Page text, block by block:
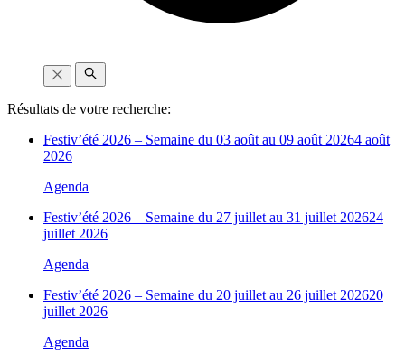
Résultats de votre recherche:
Festiv’été 2026 – Semaine du 03 août au 09 août 20264 août
2026
Agenda
Festiv’été 2026 – Semaine du 27 juillet au 31 juillet 202624
juillet 2026
Agenda
Festiv’été 2026 – Semaine du 20 juillet au 26 juillet 202620
juillet 2026
Agenda